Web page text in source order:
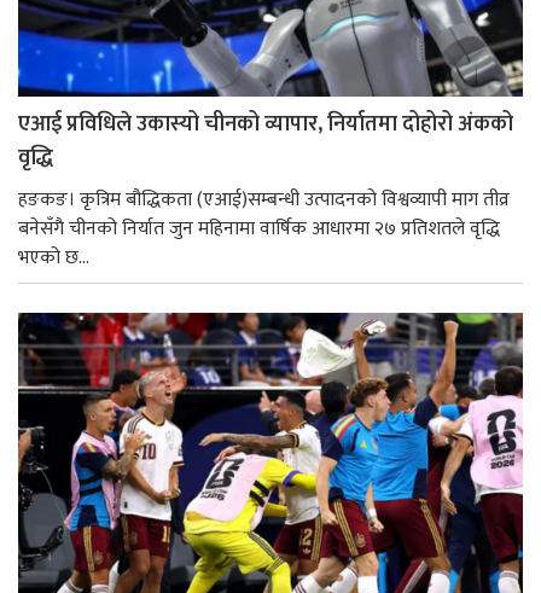
एआई प्रविधिले उकास्यो चीनको व्यापार, निर्यातमा दोहोरो अंकको
वृद्धि
हङकङ। कृत्रिम बौद्धिकता (एआई)सम्बन्धी उत्पादनको विश्वव्यापी माग तीव्र
बनेसँगै चीनको निर्यात जुन महिनामा वार्षिक आधारमा २७ प्रतिशतले वृद्धि
भएको छ...